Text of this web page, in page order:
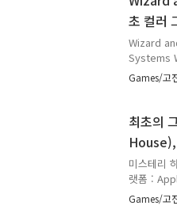
초 컬러
Wizard
Systems
스
어드벤
(Mystery
미스테리
그래픽 어
Games/고
최초의
미스테리
랫폼 :
출시한 최
풀린 버
Games/고